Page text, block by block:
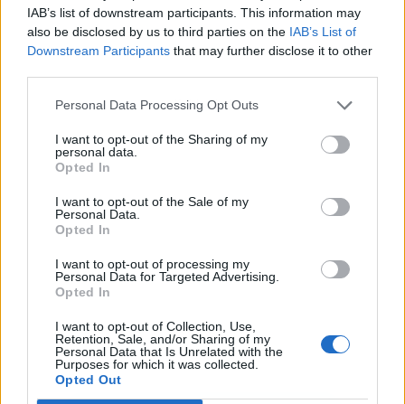
IAB’s list of downstream participants. This information may
also be disclosed by us to third parties on the IAB’s List of
Downstream Participants that may further disclose it to other
Personal Data Processing Opt Outs
I want to opt-out of the Sharing of my
personal data.
Opted In
I want to opt-out of the Sale of my
Personal Data.
Opted In
I want to opt-out of processing my
Personal Data for Targeted Advertising.
Opted In
I want to opt-out of Collection, Use,
Retention, Sale, and/or Sharing of my
Personal Data that Is Unrelated with the
Purposes for which it was collected.
Opted Out
Publicidad